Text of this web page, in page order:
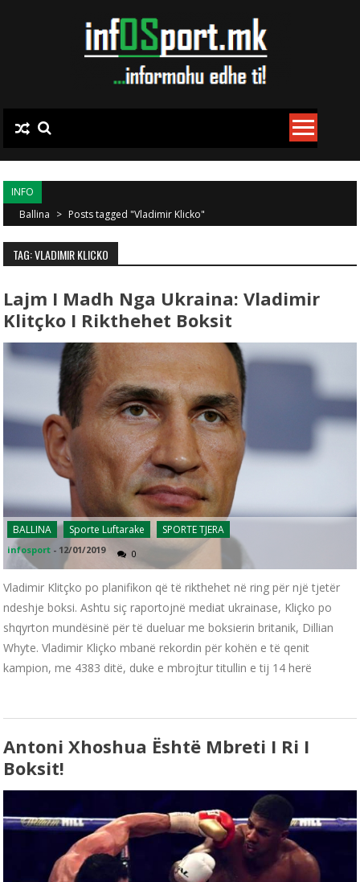
INFO
Ballina > Posts tagged "Vladimir Klicko"
TAG: VLADIMIR KLICKO
Lajm I Madh Nga Ukraina: Vladimir
Klitçko I Rikthehet Boksit
BALLINA Sporte Luftarake SPORTE TJERA
infosport - 12/01/2019 0
Vladimir Klitçko po planifikon që të rikthehet në ring për një tjetër
ndeshje boksi. Ashtu siç raportojnë mediat ukrainase, Kliçko po
shqyrton mundësinë për të dueluar me boksierin britanik, Dillian
Whyte. Vladimir Kliçko mbanë rekordin për kohën e të qenit
kampion, me 4383 ditë, duke e mbrojtur titullin e tij 14 herë
Antoni Xhoshua Është Mbreti I Ri I
Boksit!